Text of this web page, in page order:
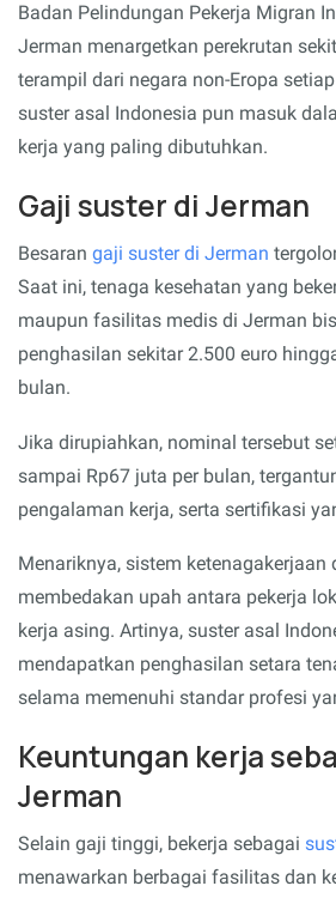
Badan Pelindungan Pekerja Migran
Jerman menargetkan perekrutan
terampil dari negara non-Eropa
suster asal Indonesia pun masuk
kerja yang paling dibutuhkan.
Gaji suster di Jerman
Besaran gaji suster di Jerman
Saat ini, tenaga kesehatan yang
maupun fasilitas medis di Jerman
penghasilan sekitar 2.500 euro
bulan.
Jika dirupiahkan, nominal tersebut
sampai Rp67 juta per bulan,
pengalaman kerja, serta sertifikasi
Menariknya, sistem ketenagakerjaan
membedakan upah antara pekerja
kerja asing. Artinya, suster asal
mendapatkan penghasilan setara
selama memenuhi standar profesi
Keuntungan kerja
Jerman
Selain gaji tinggi, bekerja sebagai
menawarkan berbagai fasilitas dan